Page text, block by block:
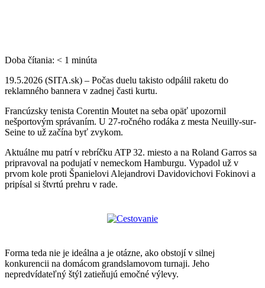
Doba čítania: < 1 minúta
19.5.2026 (SITA.sk) – Počas duelu takisto odpálil raketu do
reklamného bannera v zadnej časti kurtu.
Francúzsky tenista Corentin Moutet na seba opäť upozornil
nešportovým správaním. U 27-ročného rodáka z mesta Neuilly-sur-
Seine to už začína byť zvykom.
Aktuálne mu patrí v rebríčku ATP 32. miesto a na Roland Garros sa
pripravoval na podujatí v nemeckom Hamburgu. Vypadol už v
prvom kole proti Španielovi Alejandrovi Davidovichovi Fokinovi a
pripísal si štvrtú prehru v rade.
Forma teda nie je ideálna a je otázne, ako obstojí v silnej
konkurencii na domácom grandslamovom turnaji. Jeho
nepredvídateľný štýl zatieňujú emočné výlevy.